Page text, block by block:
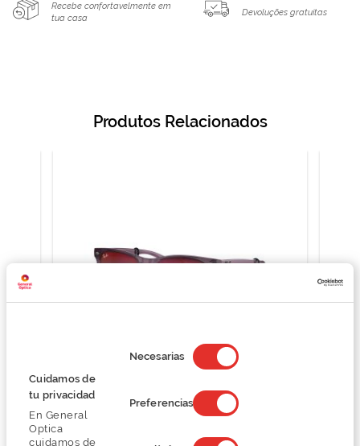
Cuidamos de
tu privacidad
En General
Optica
cuidamos de
de
consentimiento
Necesarias
Preferencias
Recebe confortavelmente em
tua casa
Devoluções gratuitas
Produtos Relacionados
Ray Ban Junior JUNIOR NEW WAYFARER
0RJ9052S
69,00 €